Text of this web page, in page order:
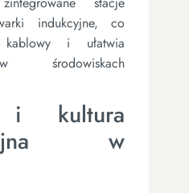
indukcyjne, co
i ułatwia
środowiskach
i kultura
w